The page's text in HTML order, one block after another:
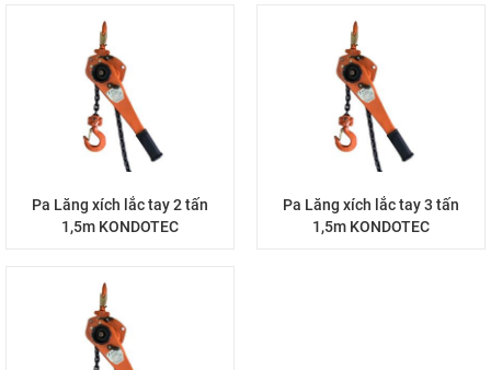
Pa Lăng xích lắc tay 2 tấn
1,5m KONDOTEC
Pa Lăng xích lắc tay 3 tấn
1,5m KONDOTEC